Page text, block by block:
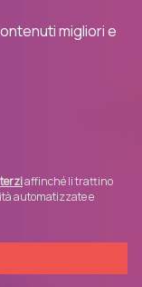
migliori e
terziaffinché li trattino
automatizzate e